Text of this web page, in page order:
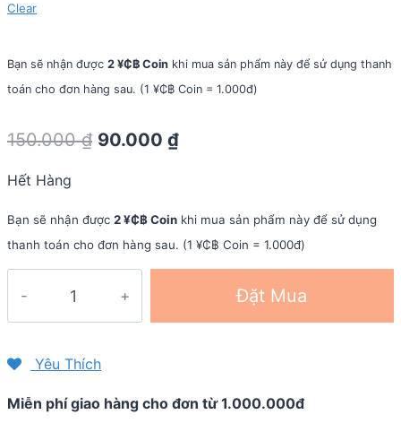
Clear
Bạn sẽ nhận được 2 ¥₵฿ Coin khi mua sản phẩm này để sử dụng thanh
toán cho đơn hàng sau. (1 ¥₵฿ Coin = 1.000đ)
150.000₫ Original
150.000 ₫.
90.000 ₫Current
90.000 ₫.
Hết Hàng
Bạn sẽ nhận được 2 ¥₵฿ Coin khi mua sản phẩm này để sử dụng
thanh toán cho đơn hàng sau. (1 ¥₵฿ Coin = 1.000đ)
QR
Loop
Đặt Mua
Yêu Thích
Miễn phí giao hàng cho đơn từ 1.000.000đ